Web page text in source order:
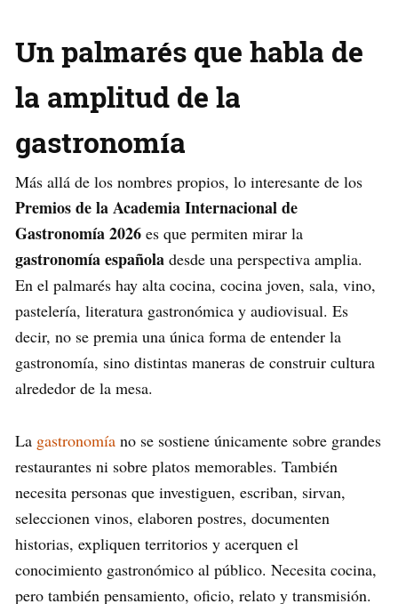
Un palmarés que habla de
la amplitud de la
gastronomía
Más allá de los nombres propios, lo interesante de los
Premios de la Academia Internacional de
Gastronomía 2026 es que permiten mirar la
gastronomía española desde una perspectiva amplia.
En el palmarés hay alta cocina, cocina joven, sala, vino,
pastelería, literatura gastronómica y audiovisual. Es
decir, no se premia una única forma de entender la
gastronomía, sino distintas maneras de construir cultura
alrededor de la mesa.
La gastronomía no se sostiene únicamente sobre grandes
restaurantes ni sobre platos memorables. También
necesita personas que investiguen, escriban, sirvan,
seleccionen vinos, elaboren postres, documenten
historias, expliquen territorios y acerquen el
conocimiento gastronómico al público. Necesita cocina,
pero también pensamiento, oficio, relato y transmisión.